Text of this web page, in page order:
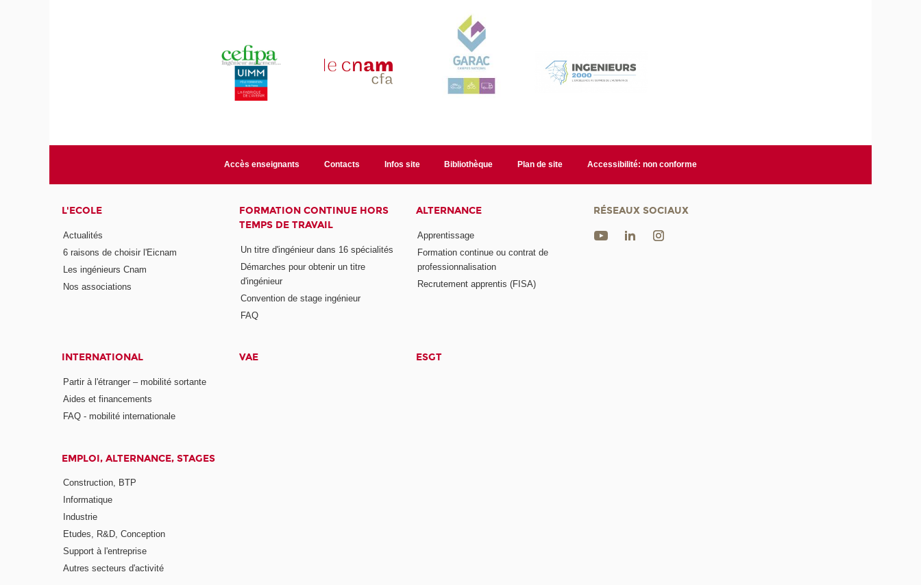
Accès enseignants Contacts Infos site Bibliothèque Plan de site Accessibilité: non conforme
L'ECOLE
Actualités
6 raisons de choisir l'Eicnam
Les ingénieurs Cnam
Nos associations
FORMATION CONTINUE HORS
TEMPS DE TRAVAIL
Un titre d'ingénieur dans 16 spécialités
Démarches pour obtenir un titre
d'ingénieur
Convention de stage ingénieur
FAQ
ALTERNANCE
Apprentissage
Formation continue ou contrat de
professionnalisation
Recrutement apprentis (FISA)
INTERNATIONAL
Partir à l'étranger – mobilité sortante
Aides et financements
FAQ - mobilité internationale
VAE ESGT
EMPLOI, ALTERNANCE, STAGES
Construction, BTP
Informatique
Industrie
Etudes, R&D, Conception
Support à l'entreprise
Autres secteurs d'activité
RÉSEAUX SOCIAUX